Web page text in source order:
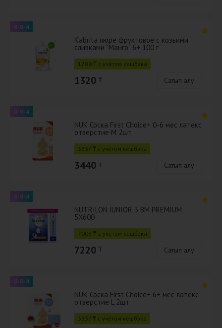
0-0-4
Kabrita пюре фруктовое с козьими
сливками "Манго" 6+ 100 г
1280 ₸ с учётом кешбэка
1320 ₸ Сатып алу
0-0-4
NUK Соска First Choice+ 0-6 мес латекс
отверстие M 2шт
3337 ₸ с учётом кешбэка
3440 ₸ Сатып алу
0-0-4
NUTRILON JUNIOR 3 BM PREMIUM
5X600
7003 ₸ с учётом кешбэка
7220 ₸ Сатып алу
0-0-4
NUK Соска First Choice+ 6+ мес латекс
отверстие L 2шт
3337 ₸ с учётом кешбэка